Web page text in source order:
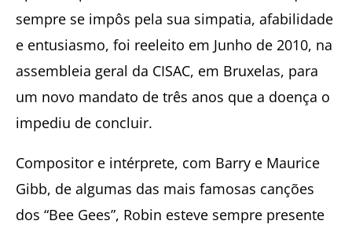
sempre se impôs pela sua simpatia, afabilidade
e entusiasmo, foi reeleito em Junho de 2010, na
assembleia geral da CISAC, em Bruxelas, para
um novo mandato de três anos que a doença o
impediu de concluir.
Compositor e intérprete, com Barry e Maurice
Gibb, de algumas das mais famosas canções
dos “Bee Gees”, Robin esteve sempre presente